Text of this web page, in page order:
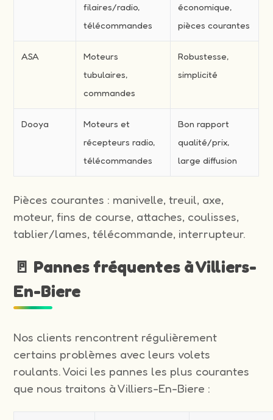
filaires/radio,
télécommandes
économique,
pièces courantes
ASA
Moteurs
tubulaires,
commandes
Robustesse,
simplicité
Dooya
Moteurs et
récepteurs radio,
télécommandes
Bon rapport
qualité/prix,
large diffusion
Pièces courantes : manivelle, treuil, axe,
moteur, fins de course, attaches, coulisses,
tablier/lames, télécommande, interrupteur.
🚪 Pannes fréquentes à Villiers-
En-Biere
Nos clients rencontrent régulièrement
certains problèmes avec leurs volets
roulants. Voici les pannes les plus courantes
que nous traitons à Villiers-En-Biere :